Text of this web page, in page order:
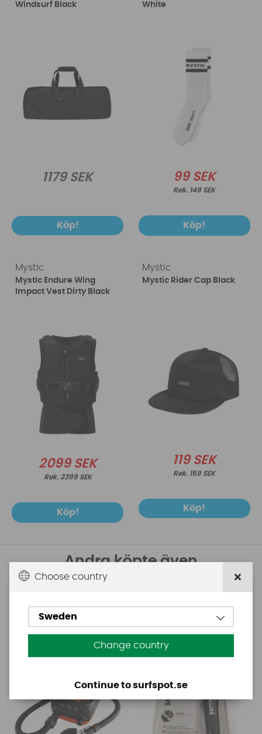
Windsurf Black
1179 SEK
Köp!
White
99 SEK
149 SEK
Köp!
Mystic
Mystic Endure Wing
Impact Vest Dirty Black
2099 SEK
2399 SEK
Köp!
Mystic
Mystic Rider Cap Black
119 SEK
159 SEK
Köp!
Andra köpte även
Base Rechargeable
SUP Pump
Aquasure FD
Choose country
Sweden
Change country
Continue to surfspot.se